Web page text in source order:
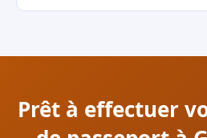
Prêt à effectuer